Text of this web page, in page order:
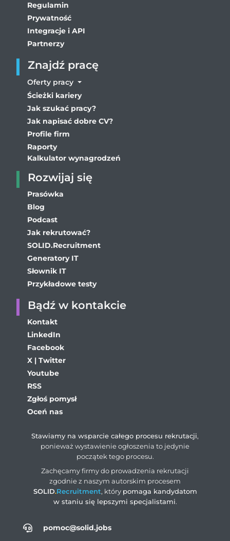
pomoc@solid.jobs
Regulamin
Prywatność
Integracje i API
Partnerzy
Znajdź pracę
Oferty pracy
Ścieżki kariery
Jak szukać pracy?
Jak napisać dobre CV?
Profile firm
Raporty
Kalkulator wynagrodzeń
Rozwijaj się
Prasówka
Blog
Podcast
Jak rekrutować?
SOLID.Recruitment
Generatory IT
Słownik IT
Przykładowe testy
Bądź w kontakcie
Kontakt
LinkedIn
Facebook
X | Twitter
Youtube
RSS
Zgłoś pomysł
Oceń nas
Stawiamy na wsparcie całego procesu rekrutacji,
ponieważ wystawienie ogłoszenia to jedynie
początek tego procesu.
Zachęcamy firmy do prowadzenia rekrutacji
zgodnie z naszym autorskim procesem
SOLID.Recruitment, który pomaga kandydatom
w staniu się lepszymi specjalistami.